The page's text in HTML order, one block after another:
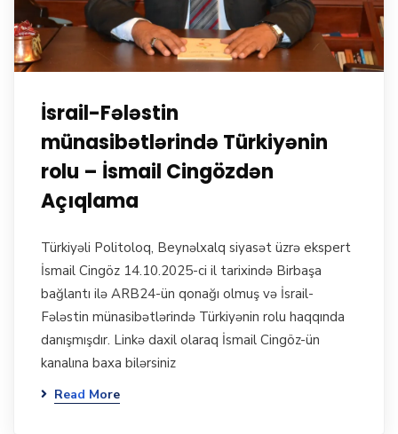
İsrail-Fələstin
münasibətlərində Türkiyənin
rolu – İsmail Cingözdən
Açıqlama
Türkiyəli Politoloq, Beynəlxalq siyasət üzrə ekspert
İsmail Cingöz 14.10.2025-ci il tarixində Birbaşa
bağlantı ilə ARB24-ün qonağı olmuş və İsrail-
Fələstin münasibətlərində Türkiyənin rolu haqqında
danışmışdır. Linkə daxil olaraq İsmail Cingöz-ün
kanalına baxa bilərsiniz
Read More